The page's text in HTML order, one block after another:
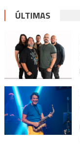
ÚLTIMAS